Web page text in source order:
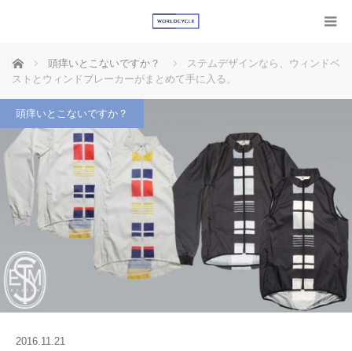
ホーム 頭痒いとこないですか？
ステムデザインなら、ウィンドベ
ストとウィンドブレーカーがまとめて手に入る。
頭痒いとこないですか？
2016.11.21